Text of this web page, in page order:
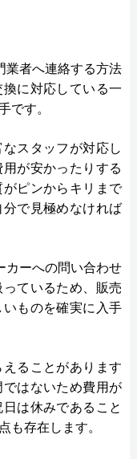
業者へ連絡する方法
に対応している一
です。
スタッフが対応し
が安かったりする
ピンからキリまで
で見極めなければ
カーへの問い合わせ
ているため、販売
ものを確実に入手
ることがあります
はないため費用が
は休みであること
も存在します。